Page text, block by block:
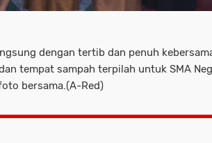
dengan tertib dan penuh
tempat sampah terpilah untuk SMA
bersama.(A-Red)